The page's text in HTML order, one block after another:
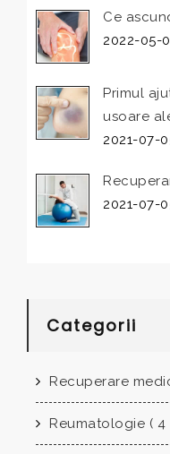
Ce
2022-05-
Primul
usoare
2021-07-
2021-07-
Categorii
Recuperare
Reumatologie ( 4